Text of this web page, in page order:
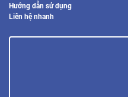
Hướng dẫn sử dụng
Liên hệ nhanh